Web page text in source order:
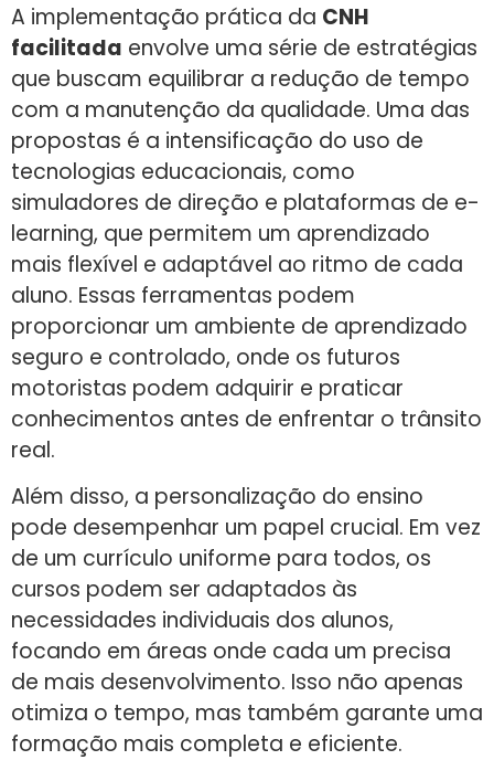
A implementação prática da CNH
facilitada envolve uma série de estratégias
que buscam equilibrar a redução de tempo
com a manutenção da qualidade. Uma das
propostas é a intensificação do uso de
tecnologias educacionais, como
simuladores de direção e plataformas de e-
learning, que permitem um aprendizado
mais flexível e adaptável ao ritmo de cada
aluno. Essas ferramentas podem
proporcionar um ambiente de aprendizado
seguro e controlado, onde os futuros
motoristas podem adquirir e praticar
conhecimentos antes de enfrentar o trânsito
real.
Além disso, a personalização do ensino
pode desempenhar um papel crucial. Em vez
de um currículo uniforme para todos, os
cursos podem ser adaptados às
necessidades individuais dos alunos,
focando em áreas onde cada um precisa
de mais desenvolvimento. Isso não apenas
otimiza o tempo, mas também garante uma
formação mais completa e eficiente.